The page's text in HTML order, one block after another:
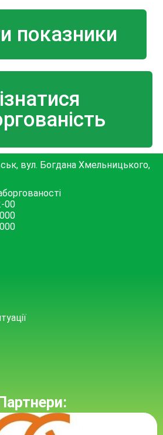
показники
вул. Богдана Хмельницького,
00
Партнери: